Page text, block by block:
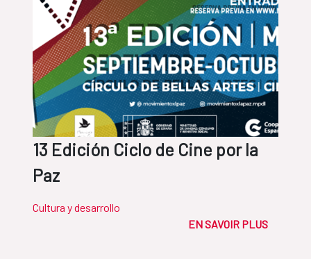
13 Edición Ciclo de Cine por la
Paz
Cultura y desarrollo
EN SAVOIR PLUS